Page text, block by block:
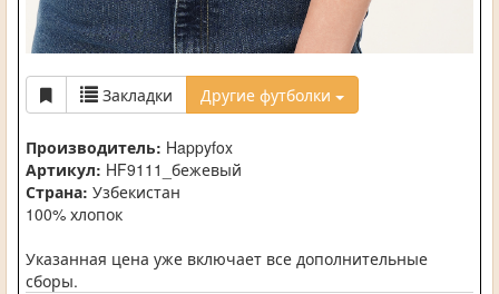
Закладки Другие футболки
Производитель: Happyfox
Артикул: HF9111_бежевый
Страна: Узбекистан
100% хлопок
Указанная цена уже включает все дополнительные
сборы.